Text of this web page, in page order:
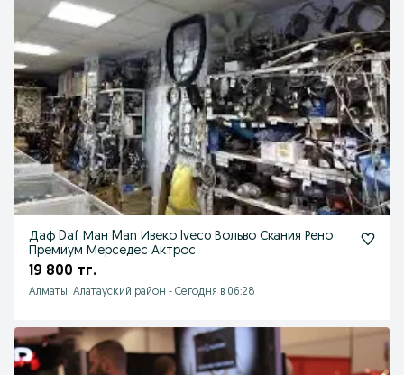
Даф Daf Ман Man Ивеко Iveco Вольво Скания Рено
Премиум Мерседес Актрос
19 800 тг.
Алматы, Алатауский район - Сегодня в 06:28